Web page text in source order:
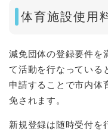
体育施設使用
減免団体の登録要件を
て活動を行なっている
申請することで市内体
免されます。
新規登録は随時受付を